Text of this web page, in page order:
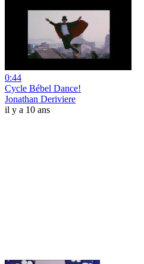
0:44
Cycle Bébel Dance!
Jonathan Deriviere
il y a 10 ans